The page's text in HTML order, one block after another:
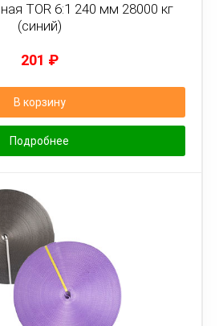
TOR 6:1 240 мм 28000 кг
(синий)
201 ₽
В корзину
Подробнее